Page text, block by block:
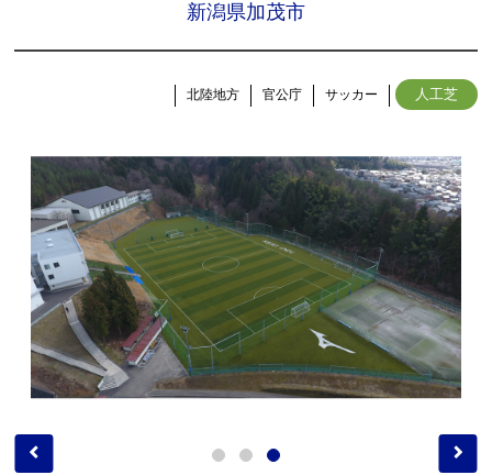
新潟県加茂市
北陸地方 官公庁 サッカー 人工芝